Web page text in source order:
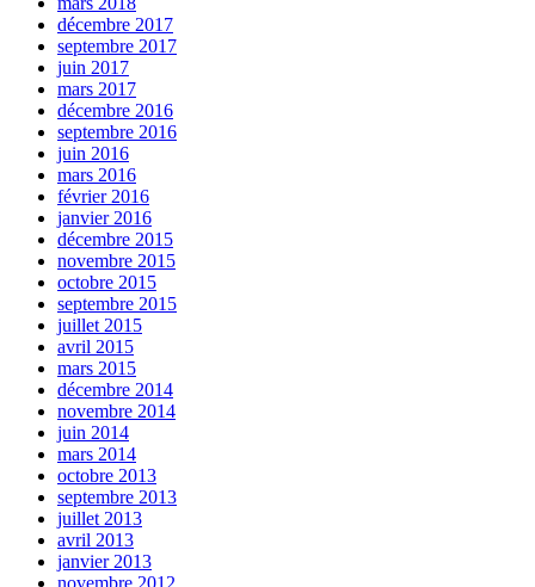
décembre 2017
septembre 2017
juin 2017
mars 2017
décembre 2016
septembre 2016
juin 2016
mars 2016
février 2016
janvier 2016
décembre 2015
novembre 2015
octobre 2015
septembre 2015
juillet 2015
avril 2015
mars 2015
décembre 2014
novembre 2014
juin 2014
mars 2014
octobre 2013
septembre 2013
juillet 2013
avril 2013
janvier 2013